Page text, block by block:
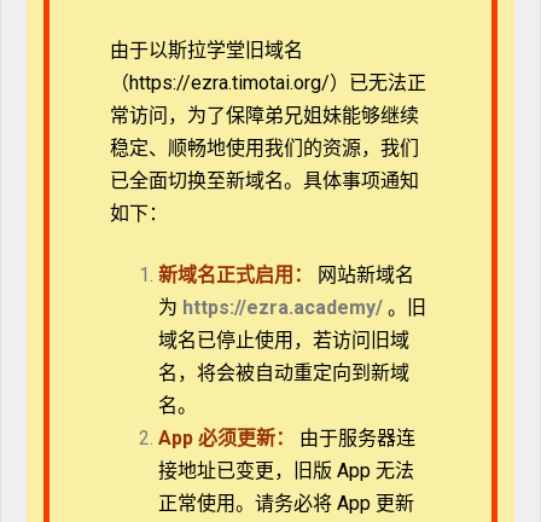
的关系，从而深入分析和研究阅读材料，撰写出有概述
性、深刻性和应用性的阅读报告。
课程目标
了解有关阅读的基本知识，明白阅读四层次的概
念和方法，掌握阅读不同材料，特别是圣经和神
学书籍的方法，并有意识地建立批判性思维；
了解并掌握撰写阅读报告的基本框架与方法，包
括概述主旨、反思内容并实践应用的三步骤及书
莫提默·J. 艾德勒和查尔斯·范多伦。《如何阅读一本
由于以斯拉学堂旧域名
（https://ezra.timotai.org/）已无法正
常访问， 为了保障弟兄姐妹能够继续
稳定、顺畅地使用我们的资源，我们
已全面切换至新域名。具体事项通知
如下：
新域名正式启用：
网站新域名
为 https://ezra.academy/ 。旧
域名已停止使用，若访问旧域
名，将会被自动重定向到新域
名。
App必须更新：
由于服务器连
接地址已变更，旧版 App 无法
正常使用。请务必将 App 更新